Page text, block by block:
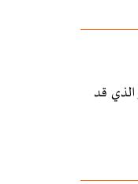
اعتبارًا من 2 نوفمبر 2025 ، وهو القرار الذي قد